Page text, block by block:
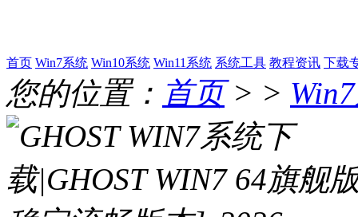
首页 Win7系统 Win10系统 Win11系统 系统工具 教程资讯 下载
您的位置： 首页> >